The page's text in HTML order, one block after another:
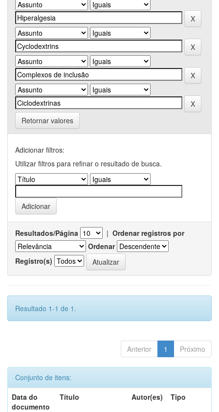
Retornar valores
Adicionar filtros:
Utilizar filtros para refinar o resultado de busca.
Resultados/Página | Ordenar registros por
Ordenar
Registro(s)
Resultado 1-1 de 1.
Anterior 1 Próximo
Conjunto de itens:
Data do
documento
Título Autor(es) Tipo